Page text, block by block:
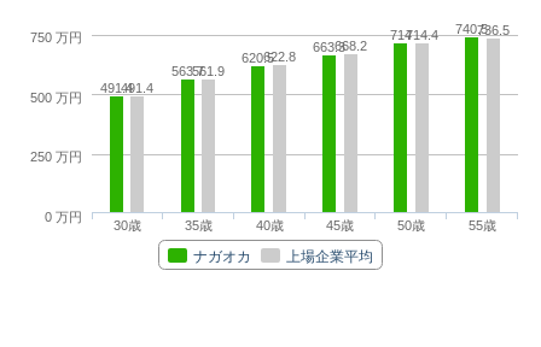
491.4
563.7
620.5
663.3
714 740.5
491.4
561.9
622.8
668.2
714.4 736.5
ナガオカ 上場企業平均
30歳 35歳 40歳 45歳 50歳 55歳
0 万円
250 万円
500 万円
750 万円